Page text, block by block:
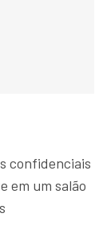
confidenciais
em um salão